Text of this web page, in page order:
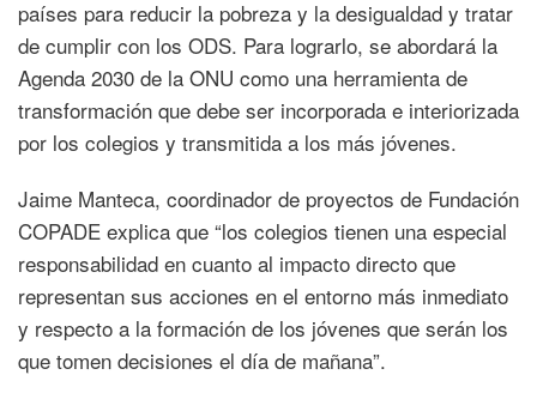
países para reducir la pobreza y la desigualdad y tratar
de cumplir con los ODS. Para lograrlo, se abordará la
Agenda 2030 de la ONU como una herramienta de
transformación que debe ser incorporada e interiorizada
por los colegios y transmitida a los más jóvenes.
Jaime Manteca, coordinador de proyectos de Fundación
COPADE explica que “los colegios tienen una especial
responsabilidad en cuanto al impacto directo que
representan sus acciones en el entorno más inmediato
y respecto a la formación de los jóvenes que serán los
que tomen decisiones el día de mañana”.